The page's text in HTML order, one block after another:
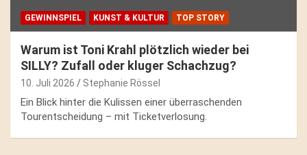
GEWINNSPIEL KUNST & KULTUR TOP STORY
Warum ist Toni Krahl plötzlich wieder bei
SILLY? Zufall oder kluger Schachzug?
10. Juli 2026 Stephanie Rössel
Ein Blick hinter die Kulissen einer überraschenden
Tourentscheidung – mit Ticketverlosung.